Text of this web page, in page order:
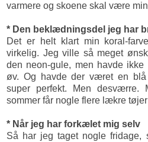
varmere og skoene skal være
* Den beklædningsdel jeg har
Det er helt klart min koral-
virkelig. Jeg ville så meget
den neon-gule, men havde
øv. Og havde der været en
super perfekt. Men desværre.
sommer får nogle flere lækre
* Når jeg har forkælet mig selv
Så har jeg taget nogle fridage,